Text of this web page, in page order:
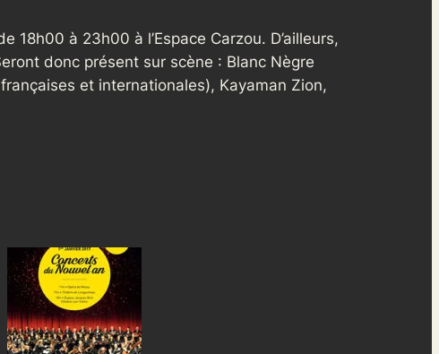
à 23h00 à l’Espace Carzou. D’ailleurs,
donc présent sur scène : Blanc Nègre
et internationales), Kayaman Zion,